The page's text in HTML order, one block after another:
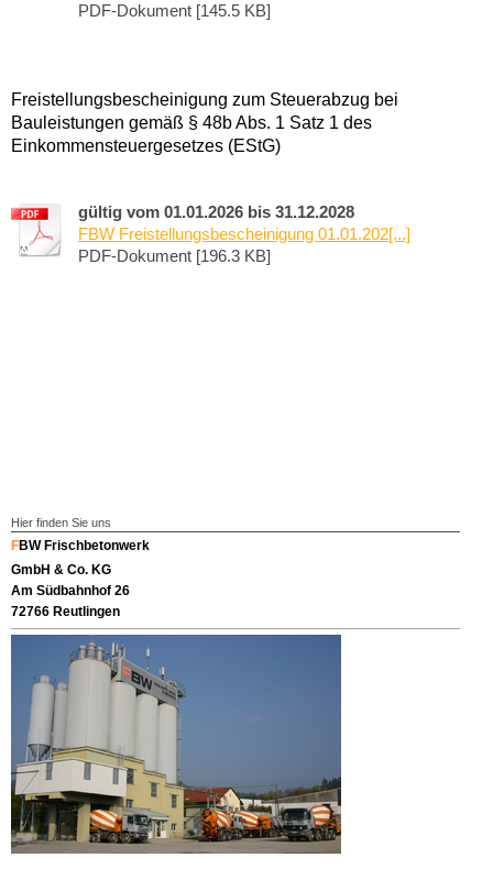
PDF-Dokument [145.5 KB]
Freistellungsbescheinigung zum Steuerabzug bei
Bauleistungen gemäß § 48b Abs. 1 Satz 1 des
Einkommensteuergesetzes (EStG)
gültig vom 01.01.2026 bis 31.12.2028
FBW Freistellungsbescheinigung 01.01.202[...]
PDF-Dokument [196.3 KB]
Hier finden Sie uns
FBW Frischbetonwerk
GmbH & Co. KG
Am Südbahnhof 26
72766 Reutlingen